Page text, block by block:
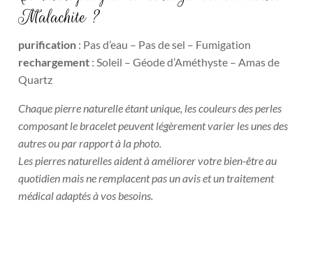
Malachite ?
purification : Pas d’eau – Pas de sel – Fumigation
rechargement : Soleil – Géode d’Améthyste – Amas de
Quartz
Chaque pierre naturelle étant unique, les couleurs des perles
composant le bracelet peuvent légèrement varier les unes des
autres ou par rapport à la photo.
Les pierres naturelles aident à améliorer votre bien-être au
quotidien mais ne remplacent pas un avis et un traitement
médical adaptés à vos besoins.